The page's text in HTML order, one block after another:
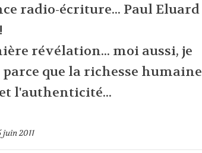
radio-écriture... Paul Eluard
révélation... moi aussi, je
parce que la richesse humaine
l'authenticité...
juin 2011